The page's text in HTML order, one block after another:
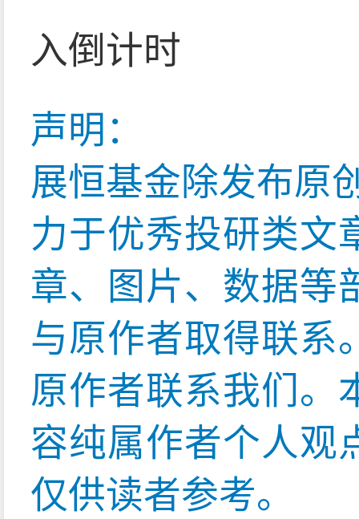
入倒计时
声明：
展恒基金除发布原
力于优秀投研类文
章、图片、数据等
与原作者取得联系
原作者联系我们。
容纯属作者个人观
仅供读者参考。